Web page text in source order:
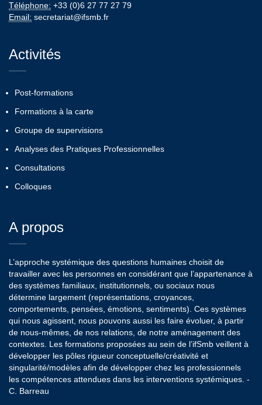
Téléphone: +33 (0)6 27 77 27 79
Email: secretariat@ifsmb.fr
Activités
Post-formations
Formations à la carte
Groupe de supervisions
Analyses des Pratiques Professionnelles
Consultations
Colloques
A propos
L’approche systémique des questions humaines choisit de
travailler avec les personnes en considérant que l’appartenance à
des systèmes familiaux, institutionnels, ou sociaux nous
détermine largement (représentations, croyances,
comportements, pensées, émotions, sentiments). Ces systèmes
qui nous agissent, nous pouvons aussi les faire évoluer, à partir
de nous-mêmes, de nos relations, de notre aménagement des
contextes. Les formations proposées au sein de l’ifSmb veillent à
développer les pôles rigueur conceptuelle/créativité et
singularité/modèles afin de développer chez les professionnels
les compétences attendues dans les interventions systémiques. -
C. Barreau